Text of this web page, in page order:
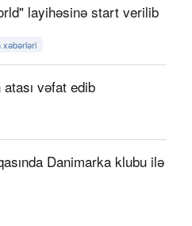
layihəsinə start verilib
xəbərləri
vəfat edib
Danimarka klubu ilə